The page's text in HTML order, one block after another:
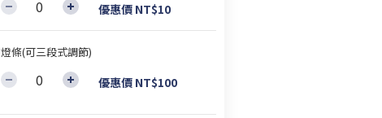
優惠價 NT$10
燈條(可三段式調節)
優惠價 NT$100